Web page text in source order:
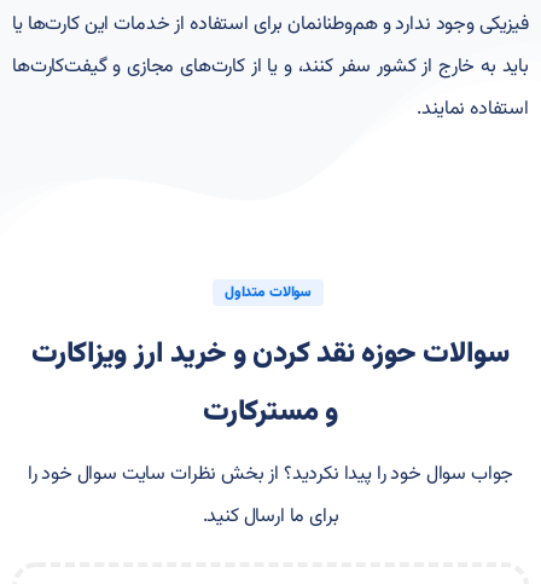
فیزیکی وجود ندارد و هم‌وطنانمان برای استفاده از خدمات این کارت‌ها یا
باید به خارج از کشور سفر کنند، و یا از کارت‌های مجازی و گیفت‌‌کارت‌ها
استفاده نمایند.
سوالات متداول
سوالات حوزه نقد کردن و خرید ارز ویزاکارت
و مسترکارت
جواب سوال خود را پیدا نکردید؟ از بخش نظرات سایت سوال خود را
برای ما ارسال کنید.